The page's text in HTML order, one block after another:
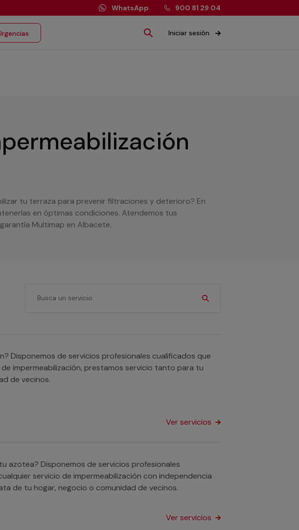
WhatsApp 900 81 29 04
Iniciar sesión
tu terraza para prevenir filtraciones y deterioro? En
en óptimas condiciones. Atendemos tus
Multimap en Albacete.
Disponemos de servicios profesionales cualificados que
impermeabilización, prestamos servicio tanto para tu
de vecinos.
Ver servicios
azotea? Disponemos de servicios profesionales
servicio de impermeabilización con independencia
superficie o su estado, tanto se trata de tu hogar, negocio o comunidad de vecinos.
Ver servicios